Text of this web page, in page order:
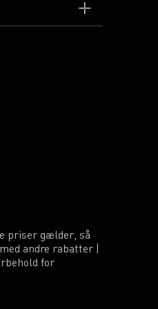
priser gælder, så
andre rabatter |
for